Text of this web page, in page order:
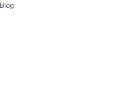
Blog